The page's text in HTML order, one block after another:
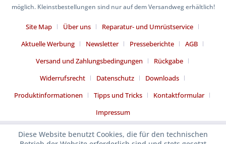
möglich. Kleinstbestellungen sind nur auf dem Versandweg erhältlich!
Site Map Über uns
Reparatur- und Umrüstservice
Aktuelle Werbung
Newsletter Presseberichte
AGB
Versand und Zahlungsbedingungen
Rückgabe
Widerrufsrecht
Datenschutz
Downloads
Produktinformationen
Tipps und Tricks
Kontaktformular
Impressum
Diese Website benutzt Cookies, die für den technischen